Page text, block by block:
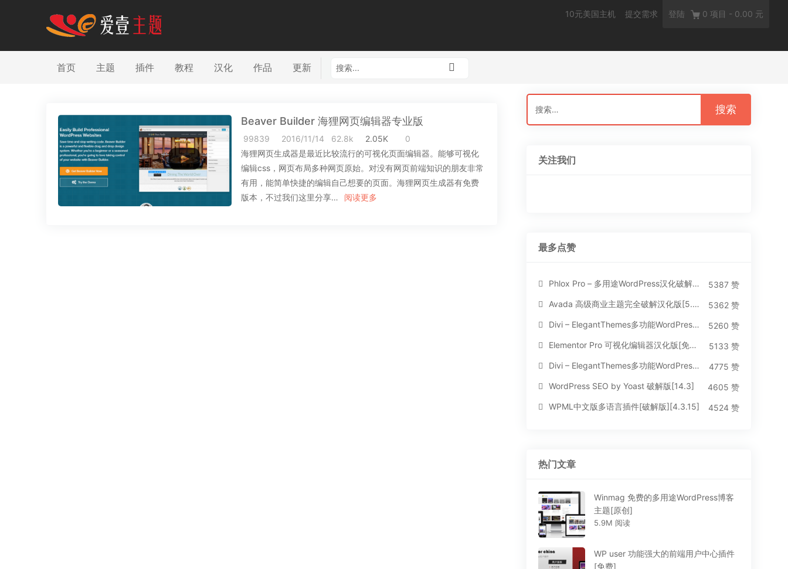
10元美国主机 提交需求 登陆 0 项目 - 0.00 元
首页 主题 插件 教程 汉化 作品 更新
Beaver Builder 海狸网页编辑器专业版
99839 2016/11/14 62.8k 2.05K
0
海狸网页生成器是最近比较流行的可视化页面编辑器。能够可视化
编辑css，网页布局多种网页原始。对没有网页前端知识的朋友非常
有用，能简单快捷的编辑自己想要的页面。海狸网页生成器有免费
版本，不过我们这里分享…
阅读更多
搜
索：
关注我们
最多点赞
Phlox Pro – 多用途WordPress汉化破解主题[5.1.12]
5387 赞
Avada 高级商业主题完全破解汉化版[5.8.2]
5362 赞
Divi – ElegantThemes多功能WordPress主题[汉化版4.4.2]
5260 赞
Elementor Pro 可视化编辑器汉化版[免费持续更新]
5133 赞
Divi – ElegantThemes多功能WordPress主题[汉化版3.1.95]
4775 赞
WordPress SEO by Yoast 破解版[14.3]
4605 赞
WPML中文版多语言插件[破解版][4.3.15]
4524 赞
热门文章
Winmag 免费的多用途WordPress博客
主题[原创]
5.9M 阅读
WP user 功能强大的前端用户中心插件
[免费]